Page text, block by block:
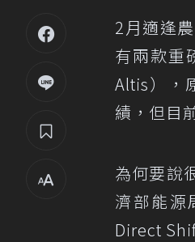
2月適逢
有兩款重
Altis），
績，但目
為何要說
濟部能源
Direct